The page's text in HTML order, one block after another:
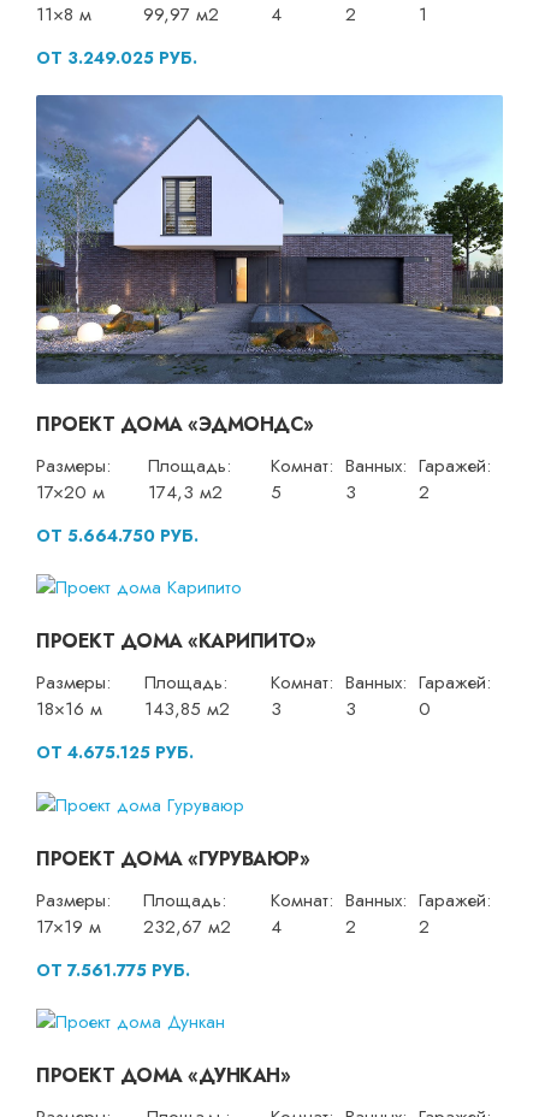
11×8 м
99,97 м2
4
2
1
ОТ 3.249.025 РУБ.
ПРОЕКТ ДОМА «ЭДМОНДС»
Размеры:
17×20 м
Площадь:
174,3 м2
Комнат:
5
Ванных:
3
Гаражей:
2
ОТ 5.664.750 РУБ.
ПРОЕКТ ДОМА «КАРИПИТО»
Размеры:
18×16 м
Площадь:
143,85 м2
Комнат:
3
Ванных:
3
Гаражей:
0
ОТ 4.675.125 РУБ.
ПРОЕКТ ДОМА «ГУРУВАЮР»
Размеры:
17×19 м
Площадь:
232,67 м2
Комнат:
4
Ванных:
2
Гаражей:
2
ОТ 7.561.775 РУБ.
ПРОЕКТ ДОМА «ДУНКАН»